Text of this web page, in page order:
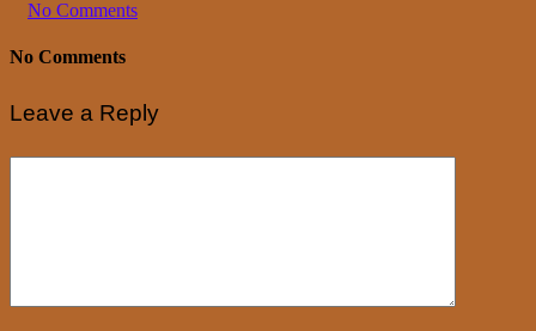
No Comments
No Comments
Leave a Reply